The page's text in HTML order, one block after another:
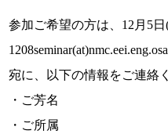
参加ご希望の方は、12月5
宛に、以下の情報をご連絡
・ご芳名
・ご所属